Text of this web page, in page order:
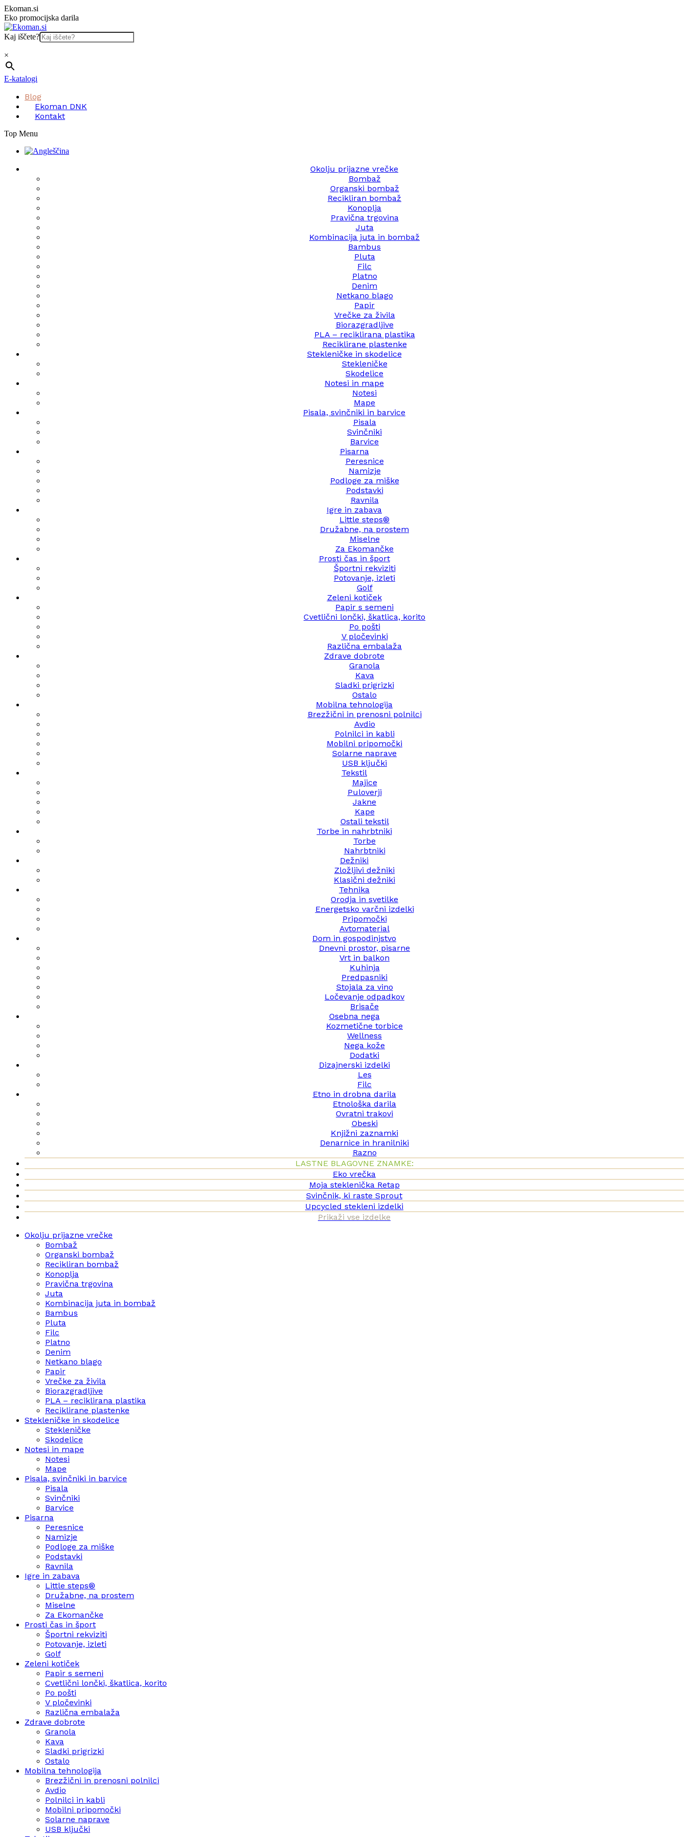
Skip
to
content
Ekoman.si
Eko promocijska darila
Kaj iščete?
×
E-katalogi
Blog
Ekoman DNK
Kontakt
Top Menu
Okolju prijazne vrečke
Bombaž
Organski bombaž
Recikliran bombaž
Konoplja
Pravična trgovina
Juta
Kombinacija juta in bombaž
Bambus
Pluta
Filc
Platno
Denim
Netkano blago
Papir
Vrečke za živila
Biorazgradljive
PLA – reciklirana plastika
Reciklirane plastenke
Stekleničke in skodelice
Stekleničke
Skodelice
Notesi in mape
Notesi
Mape
Pisala, svinčniki in barvice
Pisala
Svinčniki
Barvice
Pisarna
Peresnice
Namizje
Podloge za miške
Podstavki
Ravnila
Igre in zabava
Little steps®
Družabne, na prostem
Miselne
Za Ekomančke
Prosti čas in šport
Športni rekviziti
Potovanje, izleti
Golf
Zeleni kotiček
Papir s semeni
Cvetlični lončki, škatlica, korito
Po pošti
V pločevinki
Različna embalaža
Zdrave dobrote
Granola
Kava
Sladki prigrizki
Ostalo
Mobilna tehnologija
Brezžični in prenosni polnilci
Avdio
Polnilci in kabli
Mobilni pripomočki
Solarne naprave
USB ključki
Tekstil
Majice
Puloverji
Jakne
Kape
Ostali tekstil
Torbe in nahrbtniki
Torbe
Nahrbtniki
Dežniki
Zložljivi dežniki
Klasični dežniki
Tehnika
Orodja in svetilke
Energetsko varčni izdelki
Pripomočki
Avtomaterial
Dom in gospodinjstvo
Dnevni prostor, pisarne
Vrt in balkon
Kuhinja
Predpasniki
Stojala za vino
Ločevanje odpadkov
Brisače
Osebna nega
Kozmetične torbice
Wellness
Nega kože
Dodatki
Dizajnerski izdelki
Les
Filc
Etno in drobna darila
Etnološka darila
Ovratni trakovi
Obeski
Knjižni zaznamki
Denarnice in hranilniki
Razno
LASTNE BLAGOVNE ZNAMKE:
Eko vrečka
Moja steklenička Retap
Svinčnik, ki raste Sprout
Upcycled stekleni izdelki
Prikaži vse izdelke
Okolju prijazne vrečke
Bombaž
Organski bombaž
Recikliran bombaž
Konoplja
Pravična trgovina
Juta
Kombinacija juta in bombaž
Bambus
Pluta
Filc
Platno
Denim
Netkano blago
Papir
Vrečke za živila
Biorazgradljive
PLA – reciklirana plastika
Reciklirane plastenke
Stekleničke in skodelice
Stekleničke
Skodelice
Notesi in mape
Notesi
Mape
Pisala, svinčniki in barvice
Pisala
Svinčniki
Barvice
Pisarna
Peresnice
Namizje
Podloge za miške
Podstavki
Ravnila
Igre in zabava
Little steps®
Družabne, na prostem
Miselne
Za Ekomančke
Prosti čas in šport
Športni rekviziti
Potovanje, izleti
Golf
Zeleni kotiček
Papir s semeni
Cvetlični lončki, škatlica, korito
Po pošti
V pločevinki
Različna embalaža
Zdrave dobrote
Granola
Kava
Sladki prigrizki
Ostalo
Mobilna tehnologija
Brezžični in prenosni polnilci
Avdio
Polnilci in kabli
Mobilni pripomočki
Solarne naprave
USB ključki